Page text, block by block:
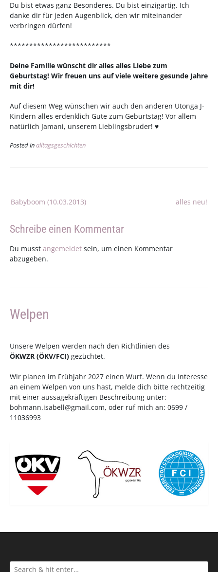
Du bist etwas ganz Besonderes. Du bist einzigartig. Ich
danke dir für jeden Augenblick, den wir miteinander
verbringen dürfen!
**************************
Deine Familie wünscht dir alles alles Liebe zum
Geburtstag! Wir freuen uns auf viele weitere gesunde Jahre
mit dir!
Auf diesem Weg wünschen wir auch den anderen Utonga J-
Kindern alles erdenklich Gute zum Geburtstag! Vor allem
natürlich Jamani, unserem Lieblingsbruder! ♥
Posted inalltagsgeschichten
alles neu!
Babyboom (10.03.2013)
Schreibe einen Kommentar
Du musst angemeldet sein, um einen Kommentar
abzugeben.
Welpen
Unsere Welpen werden nach den Richtlinien des
ÖKWZR (ÖKV/FCI) gezüchtet.
Wir planen im Frühjahr 2027 einen Wurf. Wenn du Interesse
an einem Welpen von uns hast, melde dich bitte rechtzeitig
mit einer aussagekräftigen Beschreibung unter:
bohmann.isabell@gmail.com, oder ruf mich an: 0699 /
11036993